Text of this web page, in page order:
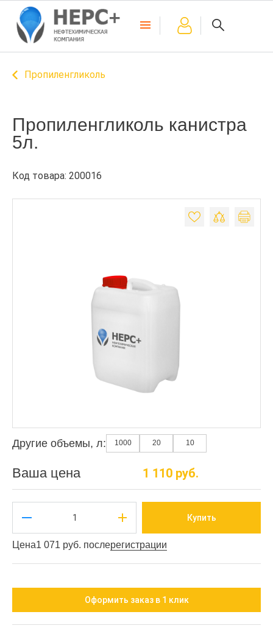
Пропиленгликоль
Пропиленгликоль канистра
5л.
Код товара: 200016
Другие объемы, л: 1000 20 10
Ваша цена 1 110 руб.
Купить
Цена1 071 руб. послерегистрации
Оформить заказ в 1 клик